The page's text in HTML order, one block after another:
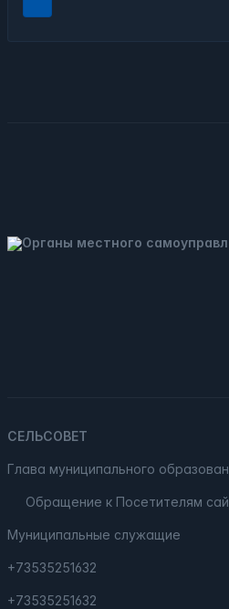
СЕЛЬСОВЕТ
Глава муниципального
Обращение к Посетителям
Муниципальные служащие
+73535251632
+73535251632